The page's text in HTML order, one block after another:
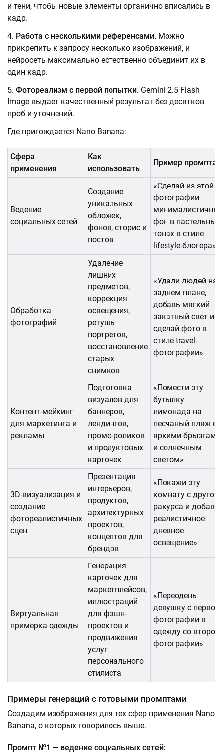
и тени, чтобы новые элементы органично вписались в
кадр.
Работа с несколькими референсами. Можно
прикрепить к запросу несколько изображений, и
нейросеть максимально естественно объединит их в
один кадр.
Фотореализм с первой попытки. Gemini 2.5 Flash
Image выдает качественный результат без десятков
проб и уточнений.
Где пригождается Nano Banana:
Сфера
применения
Как
использовать
Пример промпта
Ведение
социальных сетей
Создание
уникальных
обложек,
фонов, сторис и
постов
«Сделай из этой
фотографии
фон в пастельных
тонах в стиле
lifestyle-блогера»
Обработка
фотографий
Удаление
лишних
предметов,
коррекция
освещения,
ретушь
портретов,
восстановление
старых
снимков
«Удали людей на
заднем плане,
добавь мягкий
закатный свет и
сделай фото в
стиле travel-
фотографии»
Контент-мейкинг
для маркетинга и
рекламы
Подготовка
визуалов для
баннеров,
лендингов,
промо-роликов
и продуктовых
карточек
«Помести эту
бутылку
лимонада на
песчаный пляж с
яркими брызгами
и солнечным
светом»
3D-визуализация и
создание
фотореалистичных
сцен
Презентация
интерьеров,
продуктов,
архитектурных
проектов,
концептов для
брендов
«Покажи эту
комнату с другого
ракурса и добавь
реалистичное
дневное
освещение»
Виртуальная
примерка одежды
Генерация
карточек для
маркетплейсов,
иллюстраций
для фэшн-
проектов и
продвижения
услуг
персонального
стилиста
«Переодень
девушку с первой
фотографии в
одежду со второй
фотографии»
Примеры генераций с готовыми промптами
Создадим изображения для тех сфер применения Nano
Banana, о которых говорилось выше.
Промпт №1 — ведение социальных сетей: